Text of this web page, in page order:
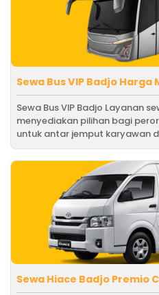
Sewa Bus VIP Badjo Harga
Sewa Bus VIP Badjo Layanan
menyediakan pilihan bagi
untuk antar jemput karyawan
Sewa Hiace Badjo Premio